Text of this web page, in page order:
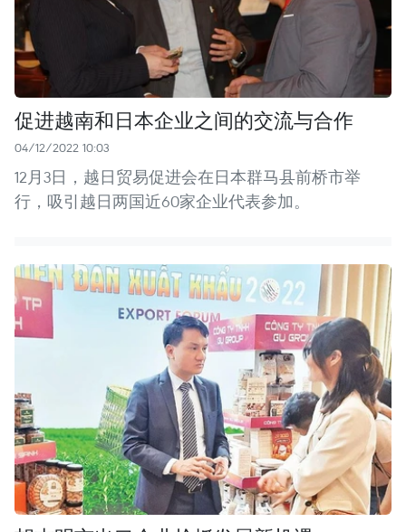
促进越南和日本企业之间的交流与合作
04/12/2022 10:03
12月3日，越日贸易促进会在日本群马县前桥市举
行，吸引越日两国近60家企业代表参加。